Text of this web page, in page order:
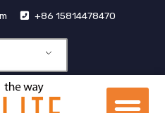
+86 15814478470